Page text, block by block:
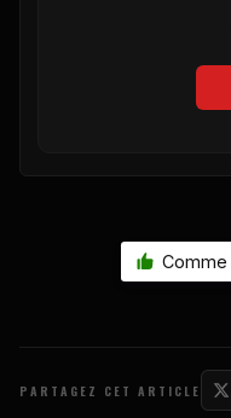
Comme
PARTAGEZ CET ARTICLE